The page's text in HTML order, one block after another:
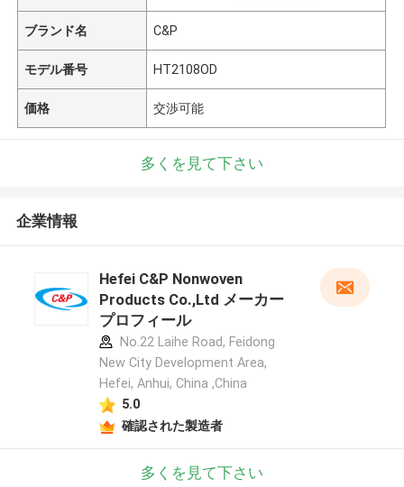
ブランド名 C&P
モデル番号 HT2108OD
価格 交渉可能
多くを見て下さい
企業情報
Hefei C&P Nonwoven
Products Co.,Ltd メーカー
プロフィール
No.22 Laihe Road, Feidong
New City Development Area,
Hefei, Anhui, China ,China
5.0
確認された製造者
多くを見て下さい